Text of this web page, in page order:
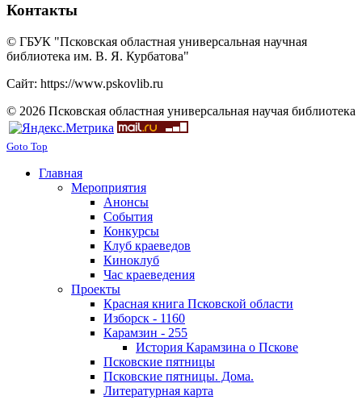
Контакты
© ГБУК "Псковская областная универсальная научная
библиотека им. В. Я. Курбатова"
Сайт: https://www.pskovlib.ru
© 2026 Псковская областная универсальная научая библиотека
Goto Top
Главная
Мероприятия
Анонсы
События
Конкурсы
Клуб краеведов
Киноклуб
Час краеведения
Проекты
Красная книга Псковской области
Изборск - 1160
Карамзин - 255
История Карамзина о Пскове
Псковские пятницы
Псковские пятницы. Дома.
Литературная карта